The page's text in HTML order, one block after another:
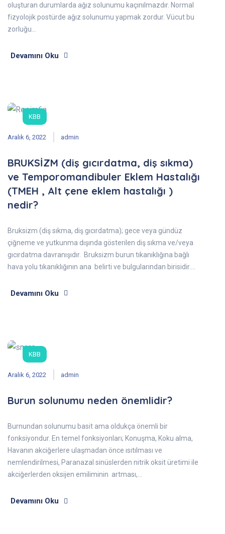
oluşturan durumlarda ağız solunumu kaçınılmazdır. Normal
fizyolojik postürde ağız solunumu yapmak zordur. Vücut bu
zorluğu…
Devamını Oku
KBB
Aralık 6, 2022 admin
BRUKSİZM (diş gıcırdatma, diş sıkma)
ve Temporomandibuler Eklem Hastalığı
(TMEH , Alt çene eklem hastalığı )
nedir?
Bruksizm (diş sıkma, diş gıcırdatma); gece veya gündüz
çiğneme ve yutkunma dışında gösterilen diş sıkma ve/veya
gıcırdatma davranışıdır. Bruksizm burun tıkanıklığına bağlı
hava yolu tıkanıklığının ana belirti ve bulgularından birisidir.…
Devamını Oku
KBB
Aralık 6, 2022 admin
Burun solunumu neden önemlidir?
Burnundan solunumu basit ama oldukça önemli bir
fonksiyondur. En temel fonksiyonları; Konuşma, Koku alma,
Havanın akciğerlere ulaşmadan önce ısıtılması ve
nemlendirilmesi, Paranazal sinüslerden nitrik oksit üretimi ile
akciğerlerden oksijen emiliminin artması,…
Devamını Oku